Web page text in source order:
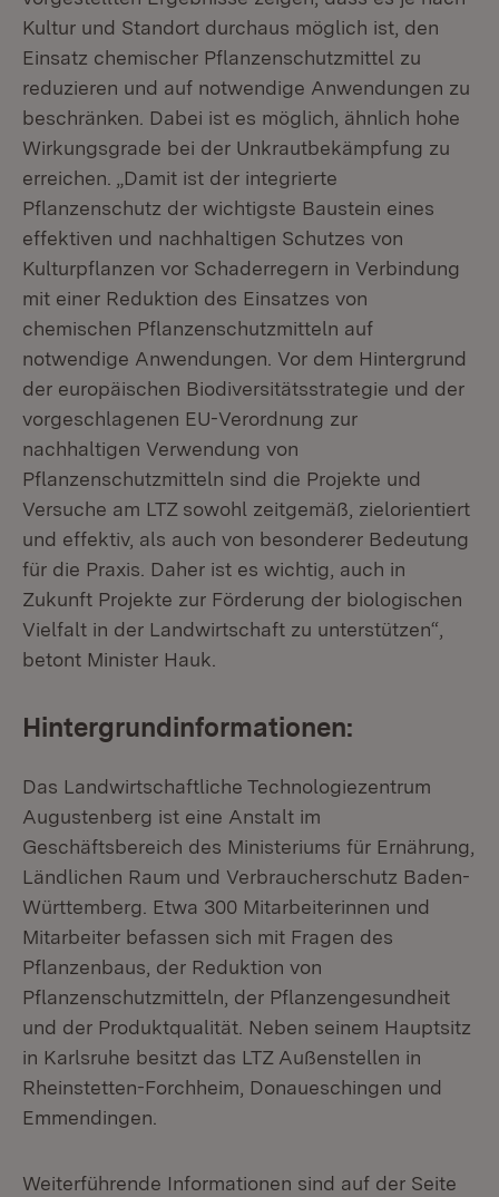
Kultur und Standort durchaus möglich ist, den
Einsatz chemischer Pflanzenschutzmittel zu
reduzieren und auf notwendige Anwendungen zu
beschränken. Dabei ist es möglich, ähnlich hohe
Wirkungsgrade bei der Unkrautbekämpfung zu
erreichen. „Damit ist der integrierte
Pflanzenschutz der wichtigste Baustein eines
effektiven und nachhaltigen Schutzes von
Kulturpflanzen vor Schaderregern in Verbindung
mit einer Reduktion des Einsatzes von
chemischen Pflanzenschutzmitteln auf
notwendige Anwendungen. Vor dem Hintergrund
der europäischen Biodiversitätsstrategie und der
vorgeschlagenen EU-Verordnung zur
nachhaltigen Verwendung von
Pflanzenschutzmitteln sind die Projekte und
Versuche am LTZ sowohl zeitgemäß, zielorientiert
und effektiv, als auch von besonderer Bedeutung
für die Praxis. Daher ist es wichtig, auch in
Zukunft Projekte zur Förderung der biologischen
Vielfalt in der Landwirtschaft zu unterstützen“,
betont Minister Hauk.
Hintergrundinformationen:
Das Landwirtschaftliche Technologiezentrum
Augustenberg ist eine Anstalt im
Geschäftsbereich des Ministeriums für Ernährung,
Ländlichen Raum und Verbraucherschutz Baden-
Württemberg. Etwa 300 Mitarbeiterinnen und
Mitarbeiter befassen sich mit Fragen des
Pflanzenbaus, der Reduktion von
Pflanzenschutzmitteln, der Pflanzengesundheit
und der Produktqualität. Neben seinem Hauptsitz
in Karlsruhe besitzt das LTZ Außenstellen in
Rheinstetten-Forchheim, Donaueschingen und
Emmendingen.
Weiterführende Informationen sind auf der Seite